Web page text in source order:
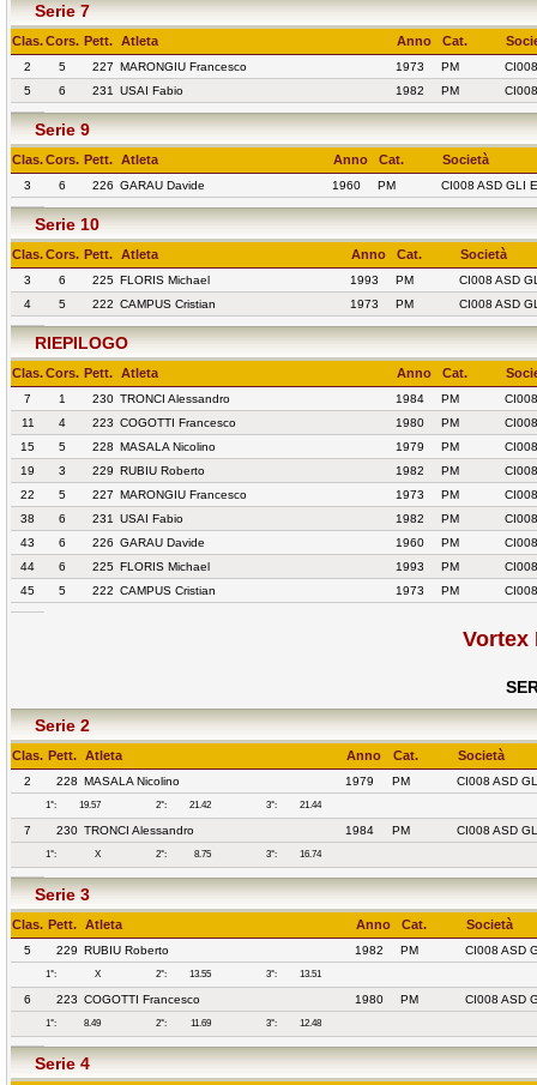
Serie 7
Clas.Cors. Pett. Atleta Anno Cat.
2 5 227 MARONGIU Francesco 1973 PM
5
6 231 USAI Fabio 1982 PM
Serie 9
Clas.Cors. Pett. Atleta Anno Cat. Società
3 6 226 GARAU Davide 1960 PM CI008 ASD GLI
Serie 10
Clas.Cors. Pett. Atleta Anno Cat. Società
3 6 225 FLORIS Michael 1993 PM
CI008 ASD
4
5 222 CAMPUS Cristian 1973 PM CI008 ASD
RIEPILOGO
Clas.Cors. Pett. Atleta Anno Cat.
7 1 230 TRONCI Alessandro 1984 PM
11
4 223 COGOTTI Francesco 1980 PM
15
5 228 MASALA Nicolino 1979 PM
19
3 229 RUBIU Roberto 1982 PM
22
5 227 MARONGIU Francesco 1973 PM
38
6 231 USAI Fabio 1982 PM
43
6 226 GARAU Davide 1960 PM
44
6 225 FLORIS Michael 1993 PM
45
5 222 CAMPUS Cristian 1973 PM
Vortex
Serie 2
Clas. Pett. Atleta Anno Cat. Società
2 228 MASALA Nicolino 1979 PM CI008 ASD
1°: 19.57 2°: 21.42 3°: 21.44
7 230 TRONCI Alessandro 1984 PM CI008 ASD
1°: X 2°: 8.75 3°: 16.74
Serie 3
Clas. Pett. Atleta Anno Cat. Società
5 229 RUBIU Roberto 1982 PM CI008 ASD
1°: X 2°: 13.55 3°: 13.51
6 223 COGOTTI Francesco 1980 PM CI008 ASD
1°: 8.49 2°: 11.69 3°: 12.48
Serie 4